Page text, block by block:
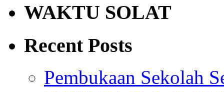
WAKTU SOLAT
Recent Posts
Pembukaan Sekolah